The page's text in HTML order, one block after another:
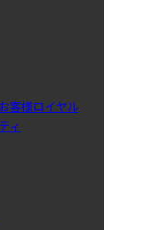
お客様ロイヤル
ィ